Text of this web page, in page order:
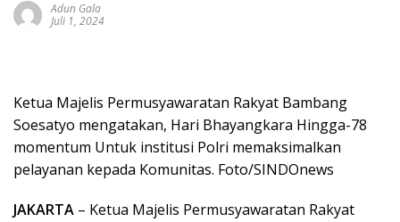
Adun Gala
Juli 1, 2024
Ketua Majelis Permusyawaratan Rakyat Bambang
Soesatyo mengatakan, Hari Bhayangkara Hingga-78
momentum Untuk institusi Polri memaksimalkan
pelayanan kepada Komunitas. Foto/SINDOnews
JAKARTA – Ketua Majelis Permusyawaratan Rakyat